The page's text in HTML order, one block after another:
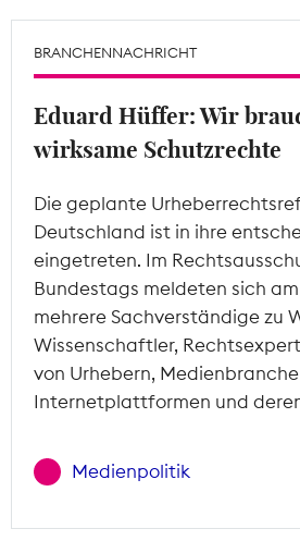
Mitgliederbereich
BRANCHENNACHRICHT
Eduard Hüffer: Wir
wirksame Schutzrechte
Die geplante
Deutschland ist in ihre
eingetreten. Im
Bundestags meldeten sich am
mehrere Sachverständige zu
Wissenschaftler,
von Urhebern,
Internetplattformen und
Medienpolitik